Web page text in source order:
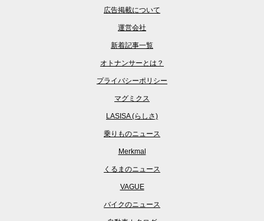
広告掲載について
運営会社
新着記事一覧
オトナンサーとは？
プライバシーポリシー
マグミクス
LASISA (らしさ)
乗りものニュース
Merkmal
くるまのニュース
VAGUE
バイクのニュース